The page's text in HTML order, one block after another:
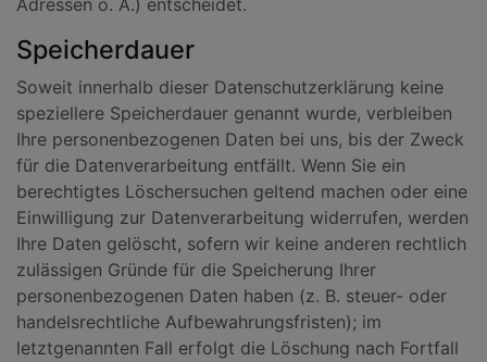
Adressen o. Ä.) entscheidet.
Speicherdauer
Soweit innerhalb dieser Datenschutzerklärung keine
speziellere Speicherdauer genannt wurde, verbleiben
Ihre personenbezogenen Daten bei uns, bis der Zweck
für die Datenverarbeitung entfällt. Wenn Sie ein
berechtigtes Löschersuchen geltend machen oder eine
Einwilligung zur Datenverarbeitung widerrufen, werden
Ihre Daten gelöscht, sofern wir keine anderen rechtlich
zulässigen Gründe für die Speicherung Ihrer
personenbezogenen Daten haben (z. B. steuer- oder
handelsrechtliche Aufbewahrungsfristen); im
letztgenannten Fall erfolgt die Löschung nach Fortfall